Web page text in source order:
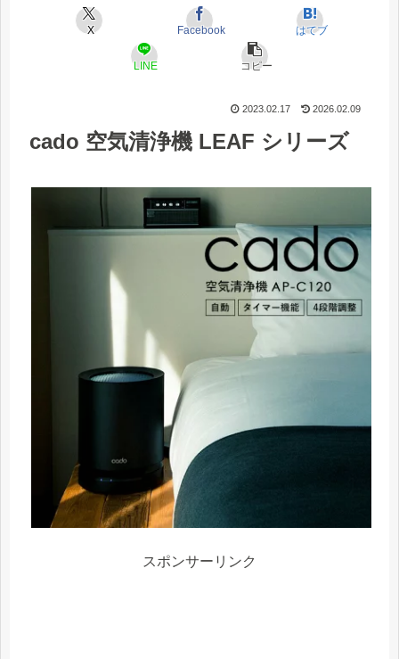
X Facebook はてブ
LINE コピー
2023.02.17 2026.02.09
cado 空気清浄機 LEAF シリーズ
スポンサーリンク